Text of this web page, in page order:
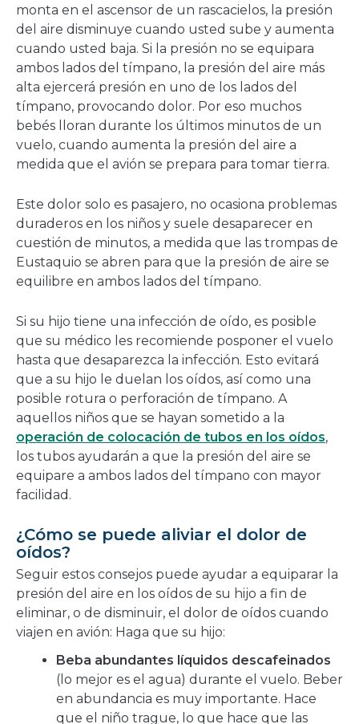
monta en el ascensor de un rascacielos, la presión
del aire disminuye cuando usted sube y aumenta
cuando usted baja. Si la presión no se equipara
ambos lados del tímpano, la presión del aire más
alta ejercerá presión en uno de los lados del
tímpano, provocando dolor. Por eso muchos
bebés lloran durante los últimos minutos de un
vuelo, cuando aumenta la presión del aire a
medida que el avión se prepara para tomar tierra.
Este dolor solo es pasajero, no ocasiona problemas
duraderos en los niños y suele desaparecer en
cuestión de minutos, a medida que las trompas de
Eustaquio se abren para que la presión de aire se
equilibre en ambos lados del tímpano.
Si su hijo tiene una infección de oído, es posible
que su médico les recomiende posponer el vuelo
hasta que desaparezca la infección. Esto evitará
que a su hijo le duelan los oídos, así como una
posible rotura o perforación de tímpano. A
aquellos niños que se hayan sometido a la
operación de colocación de tubos en los oídos,
los tubos ayudarán a que la presión del aire se
equipare a ambos lados del tímpano con mayor
facilidad.
¿Cómo se puede aliviar el dolor de
oídos?
Seguir estos consejos puede ayudar a equiparar la
presión del aire en los oídos de su hijo a fin de
eliminar, o de disminuir, el dolor de oídos cuando
viajen en avión: Haga que su hijo:
Beba abundantes líquidos descafeinados
(lo mejor es el agua) durante el vuelo. Beber
en abundancia es muy importante. Hace
que el niño trague, lo que hace que las